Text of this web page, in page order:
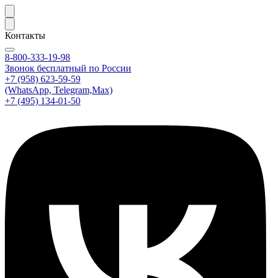
Контакты
8-800-333-19-98
Звонок бесплатный по России
+7 (958) 623-59-59
(WhatsApp, Telegram,Max)
+7 (495) 134-01-50